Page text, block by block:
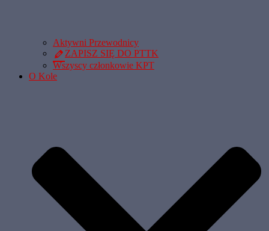
Aktywni Przewodnicy
ZAPISZ SIĘ DO PTTK
Wszyscy członkowie KPT
O Kole